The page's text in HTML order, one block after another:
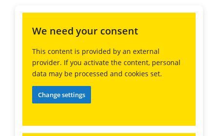
We need your consent
This content is provided by an external
provider. If you activate the content, personal
data may be processed and cookies set.
Change settings